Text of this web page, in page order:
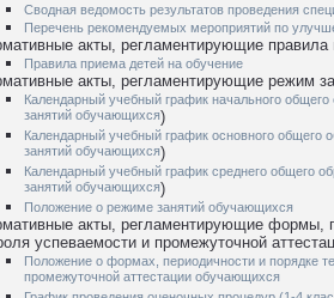
Сводная ведомость результатов проведения
Перечень рекомендуемых мероприятий по
акты, регламентирующие
Правила приема детей на обучение
акты, регламентирующие режим
Календарный учебный график начального общего
занятий обучающихся)
Календарный учебный график основного общего
занятий обучающихся)
Календарный учебный график среднего общего
занятий обучающихся)
Положение о режиме занятий обучающихся
акты, регламентирующие формы,
успеваемости и промежуточной
Положение о формах, периодичности и порядке
промежуточной аттестации обучающихся